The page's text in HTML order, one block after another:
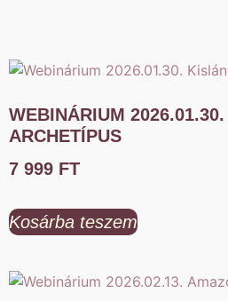
WEBINÁRIUM
ARCHETÍPUS
7 999 FT
Kosárba teszem